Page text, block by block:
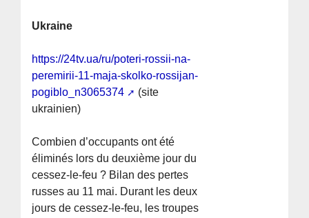
Ukraine
https://24tv.ua/ru/poteri-rossii-na-
peremirii-11-maja-skolko-rossijan-
pogiblo_n3065374
(site
ukrainien)
Combien d’occupants ont été
éliminés lors du deuxième jour du
cessez-le-feu ? Bilan des pertes
russes au 11 mai. Durant les deux
jours de cessez-le-feu, les troupes